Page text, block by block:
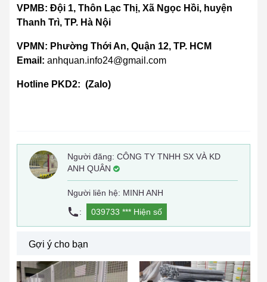
VPMB: Đội 1, Thôn Lạc Thị, Xã Ngọc Hồi, huyện
Thanh Trì, TP. Hà Nội
VPMN: Phường Thới An, Quận 12, TP. HCM
Email: anhquan.info24@gmail.com
Hotline PKD2: (Zalo)
Người đăng: CÔNG TY TNHH SX VÀ KD
ANH QUÂN
Người liên hệ: MINH ANH
:
039733 *** Hiện số
Gợi ý cho bạn